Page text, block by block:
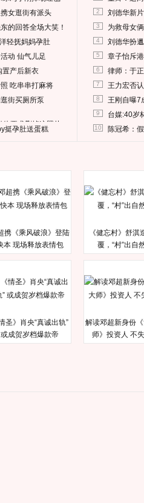
女逛街有派头
的回答全场大笑！
轻抚妈妈孕肚
动 仙气儿足
置产后新衣
吃串串打麻将
街买厕所泵
要求删掉这照片
挺孕肚送蛋糕
2 刘德华新
3 为救母女
4 刘德华扮
5 章子怡斥
6 律师：于
7 王力宏否
8 王刚自曝7
9 台媒:40岁
10 陈冠希：
携《乘风破浪》登陆
本 现场释放表情包
《健忘村》舒淇
覆，“村”出自
情圣》肖央“真诚出轨”
或成贺岁档爆款帝
解读邓超新身份
师》投资人 不